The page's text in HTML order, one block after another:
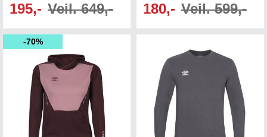
195,- Veil. 649,- 180,- Veil. 599,-
70%